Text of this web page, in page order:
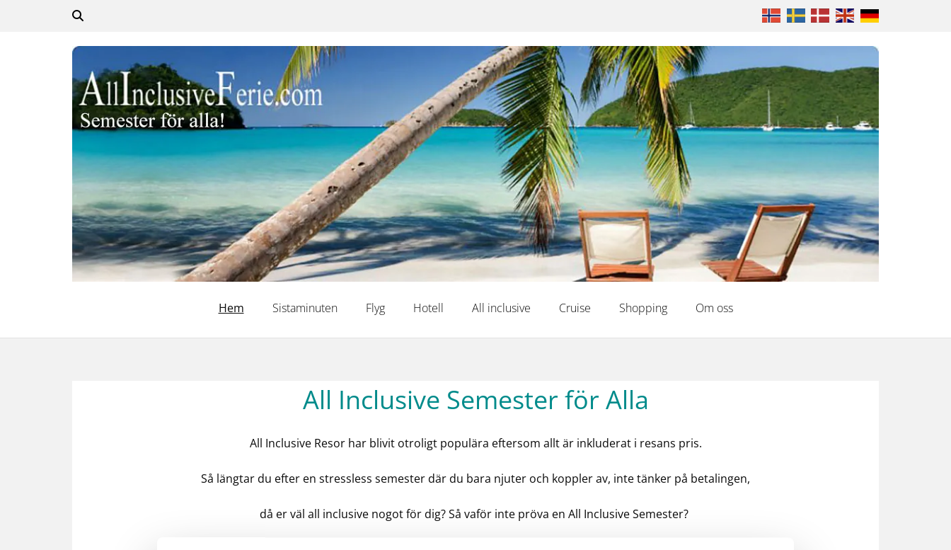
Hem Sistaminuten Flyg Hotell All inclusive Cruise Shopping Om oss
All Inclusive Semester för Alla
All Inclusive Resor har blivit otroligt populära eftersom allt är inkluderat i resans pris.
Så längtar du efter en stressless semester där du bara njuter och koppler av, inte tänker på betalingen,
då er väl all inclusive nogot för dig? Så vaför inte pröva en All Inclusive Semester?